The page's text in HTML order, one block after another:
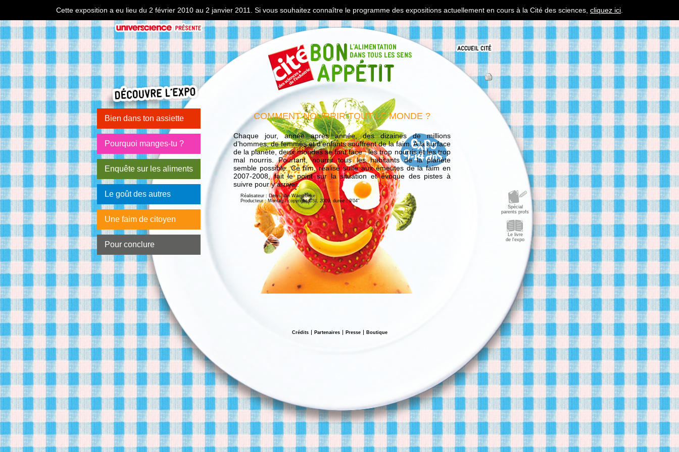
Cette exposition a eu lieu du 2 février 2010 au 2 janvier 2011. Si vous souhaitez connaître le programme des expositions actuellement en cours à la Cité des sciences, cliquez ici
Spécial
parents profs
Le livre
de l'expo
Bien dans ton assiette
Pourquoi manges-tu ?
Enquête sur les aliments
Le goût des autres
Une faim de citoyen
Pour conclure
COMMENT NOURRIR TOUT LE MONDE ?
Chaque jour, année après année, des dizaines de millions
d’hommes, de femmes et d’enfants souffrent de la faim. A la surface
de la planète, deux mondes se font face : les trop nourris et les trop
mal nourris. Pourtant, nourrir tous les habitants de la planète
semble possible. Ce film, réalisé suite aux émeutes de la faim en
2007-2008, fait le point sur la situation et évoque des pistes à
suivre pour y arriver.
Réalisateur : Denis Van Waerebeke
Producteur : Montag / copyright CSI, 2009, durée : 9'04''
Crédits Partenaires Presse Boutique